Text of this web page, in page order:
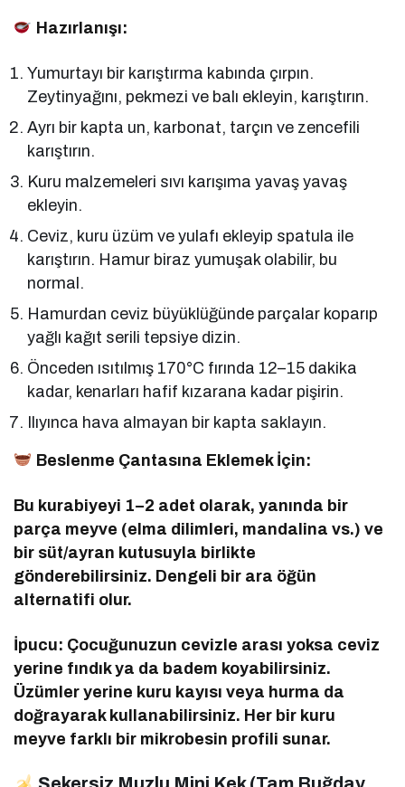
Hazırlanışı:
Yumurtayı bir karıştırma kabında çırpın.
Zeytinyağını, pekmezi ve balı ekleyin, karıştırın.
Ayrı bir kapta un, karbonat, tarçın ve zencefili
karıştırın.
Kuru malzemeleri sıvı karışıma yavaş yavaş
ekleyin.
Ceviz, kuru üzüm ve yulafı ekleyip spatula ile
karıştırın. Hamur biraz yumuşak olabilir, bu
normal.
Hamurdan ceviz büyüklüğünde parçalar koparıp
yağlı kağıt serili tepsiye dizin.
Önceden ısıtılmış 170°C fırında 12–15 dakika
kadar, kenarları hafif kızarana kadar pişirin.
Ilıyınca hava almayan bir kapta saklayın.
Beslenme Çantasına Eklemek İçin:
Bu kurabiyeyi 1–2 adet olarak, yanında bir
parça meyve (elma dilimleri, mandalina vs.) ve
bir süt/ayran kutusuyla birlikte
gönderebilirsiniz. Dengeli bir ara öğün
alternatifi olur.
İpucu: Çocuğunuzun cevizle arası yoksa ceviz
yerine fındık ya da badem koyabilirsiniz.
Üzümler yerine kuru kayısı veya hurma da
doğrayarak kullanabilirsiniz. Her bir kuru
meyve farklı bir mikrobesin profili sunar.